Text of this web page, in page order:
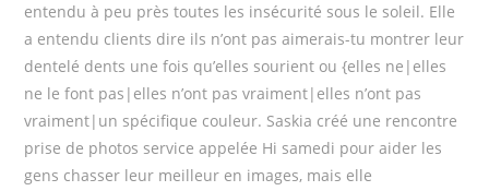
entendu à peu près toutes les insécurité sous le soleil. Elle
a entendu clients dire ils n’ont pas aimerais-tu montrer leur
dentelé dents une fois qu’elles sourient ou {elles ne|elles
ne le font pas|elles n’ont pas vraiment|elles n’ont pas
vraiment|un spécifique couleur. Saskia créé une rencontre
prise de photos service appelée Hi samedi pour aider les
gens chasser leur meilleur en images, mais elle